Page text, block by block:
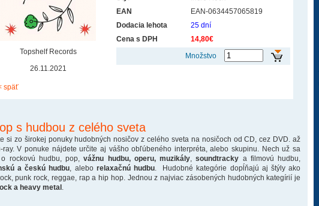
Topshelf Records
26.11.2021
EAN
EAN-0634457065819
Dodacia lehota
25 dní
Cena s DPH
14,80€
Množstvo
späť
s hudbou z celého sveta
si zo širokej ponuky hudobných nosičov z celého sveta na nosičoch od CD, cez DVD. až
ray. V ponuke nájdete určite aj vášho obľúbeného interpréta, alebo skupinu. Nech už sa
rockovú hudbu, pop,vážnu hudbu, operu, muzikály ,soundtracky a filmovú hudbu,
a českú hudbu , alebo relaxačnú hudbu. Hudobné kategórie dopĺňajú aj štýly ako
punk rock, reggae, rap a hip hop. Jednou z najviac zásobených hudobných kategírií je
a heavy metal